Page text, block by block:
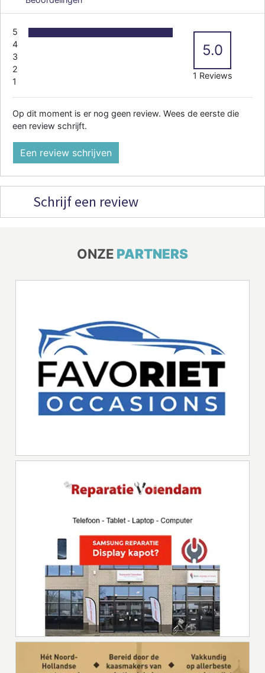
5
4
3
2
1
5.0
1 Reviews
Op dit moment is er nog geen review. Wees de eerste die
een review schrijft.
Een review schrijven
Schrijf een review
ONZE PARTNERS